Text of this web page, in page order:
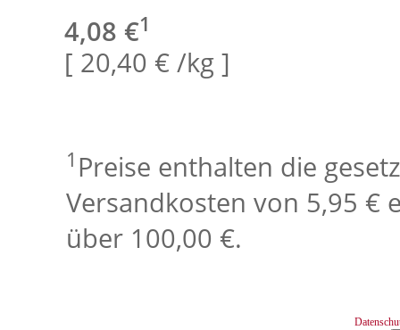
4,08 €1
[ 20,40 € /kg ]
1 Preise enthalten die
Versandkosten von 5,95 €
über 100,00 €.